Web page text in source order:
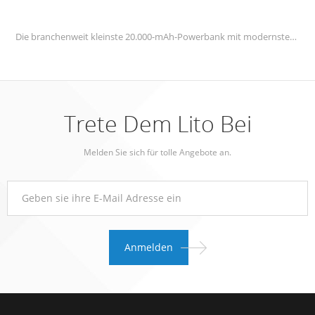
Die branchenweit kleinste 20.000-mAh-Powerbank mit modernsten Schnellladefunktionen.
Trete Dem Lito Bei
Melden Sie sich für tolle Angebote an.